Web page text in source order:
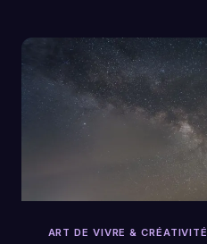
ART DE VIVRE & CRÉATIVITÉ